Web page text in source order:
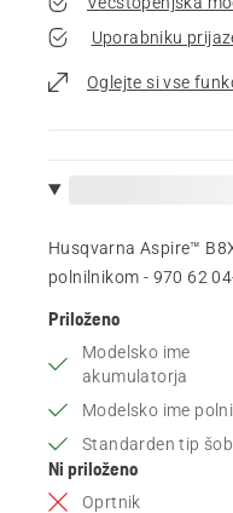
Uporabniku
Oglejte si vse
Husqvarna Aspire™
polnilnikom - 970 62
Priloženo
Modelsko ime
akumulatorja
Modelsko ime
Standarden tip
Ni priloženo
Oprtnik